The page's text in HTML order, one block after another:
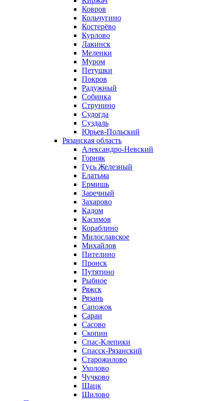
Ковров
Кольчугино
Костерёво
Курлово
Лакинск
Меленки
Муром
Петушки
Покров
Радужный
Собинка
Струнино
Судогда
Суздаль
Юрьев-Польский
Рязанская область
Александро-Невский
Горняк
Гусь Железный
Елатьма
Ермишь
Заречный
Захарово
Кадом
Касимов
Кораблино
Милославское
Михайлов
Пителино
Пронск
Путятино
Рыбное
Ряжск
Рязань
Сапожок
Сараи
Сасово
Скопин
Спас-Клепики
Спасск-Рязанский
Старожилово
Ухолово
Чучково
Шацк
Шилово